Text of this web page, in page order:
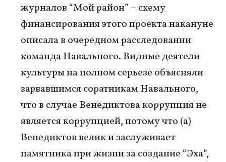
журналов “Мой район” – схему
финансирования этого проекта накануне
описала в очередном расследовании
команда Навального. Видные деятели
культуры на полном серьезе объясняли
зарвавшимся соратникам Навального,
что в случае Венедиктова коррупция не
является коррупцией, потому что (а)
Венедиктов велик и заслуживает
памятника при жизни за создание “Эха”,